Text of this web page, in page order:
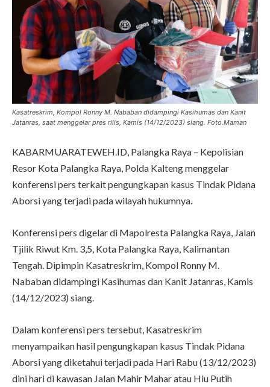
Kasatreskrim, Kompol Ronny M. Nababan didampingi Kasihumas dan Kanit
Jatanras, saat menggelar pres rilis, Kamis (14/12/2023) siang. Foto.Maman
KABARMUARATEWEH.ID, Palangka Raya – Kepolisian
Resor Kota Palangka Raya, Polda Kalteng menggelar
konferensi pers terkait pengungkapan kasus Tindak Pidana
Aborsi yang terjadi pada wilayah hukumnya.
Konferensi pers digelar di Mapolresta Palangka Raya, Jalan
Tjilik Riwut Km. 3,5, Kota Palangka Raya, Kalimantan
Tengah. Dipimpin Kasatreskrim, Kompol Ronny M.
Nababan didampingi Kasihumas dan Kanit Jatanras, Kamis
(14/12/2023) siang.
Dalam konferensi pers tersebut, Kasatreskrim
menyampaikan hasil pengungkapan kasus Tindak Pidana
Aborsi yang diketahui terjadi pada Hari Rabu (13/12/2023)
dini hari di kawasan Jalan Mahir Mahar atau Hiu Putih